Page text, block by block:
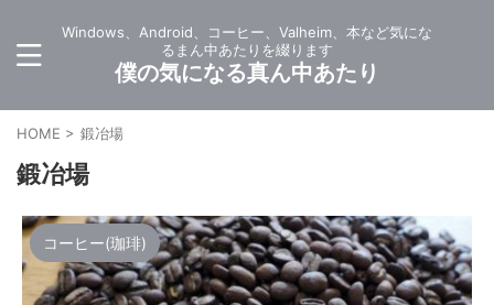
Windows、Android、コーヒー、Valheim、本など気にな
るまん中あたりを綴ります
僕の気になる真ん中あたり
HOME > 鍛冶場
鍛冶場
コーヒー(珈琲)